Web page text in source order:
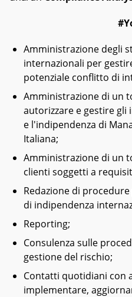
Amministrazione degli
internazionali per
potenziale conflitto di
Amministrazione di un
autorizzare e gestire gli
e l'indipendenza di
Italiana;
Amministrazione di un
clienti soggetti a
Redazione di
di indipendenza
Reporting;
Consulenza sulle
gestione del rischio;
Contatti quotidiani con
implementare,